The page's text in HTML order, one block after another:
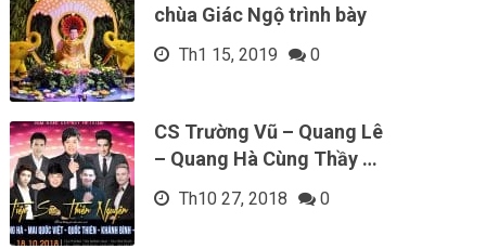
chùa Giác Ngộ trình bày
Th1 15, 2019 0
CS Trường Vũ – Quang Lê
– Quang Hà Cùng Thầy …
Th10 27, 2018 0